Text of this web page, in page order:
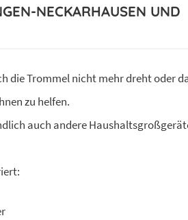
NECKARHAUSEN UND
die Trommel nicht mehr dreht oder
zu helfen.
auch andere